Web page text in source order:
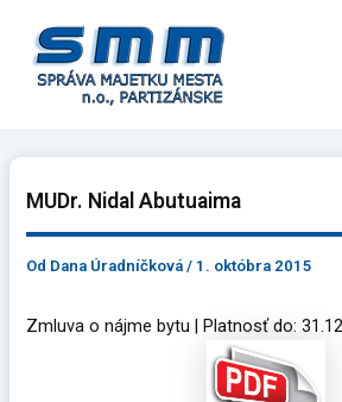
obsah
MUDr. Nidal Abutuaima
Od Dana Úradníčková/ 1. októbra 2015
Zmluva o nájme bytu | Platnosť do: